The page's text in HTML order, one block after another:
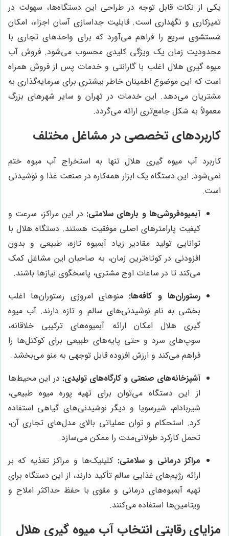
یکی از نکات قابل توجه در طراحی این دستگاه‌ها، سهولت در
تمیزکاری و نگهداری است. قابلیت جداسازی آسان اجزاء، امکان
شستشوی سریع را فراهم می‌آورد که برای واحدهای تجاری با
محدودیت زمان یک ویژگی کلیدی محسوب می‌شود. فروش آب
میوه گیری هلال اغلب با گارانتی و خدمات پس از فروش همراه
است که این موضوع اطمینان خاطر بیشتری برای سرمایه‌گذاری به
مشتریان می‌دهد. این خدمات در تهران و سایر شهرهای بزرگ
معمولاً به شکل جامع‌تری ارائه می‌گردد.
کاربردهای تخصصی در مشاغل مختلف
کاربرد آب میوه گیری هلال تنها به استخراج آب میوه ختم
نمی‌شود. این دستگاه یک ابزار همه‌کاره در صنعت غذا و نوشیدنی
است.
آبمیوه‌فروشی‌ها و بارهای سلامتی: در این مراکز، سرعت و
کیفیت پارامترهای اصلی موفقیت هستند. دستگاه هلال با
توانایی تولید مقادیر زیاد آبمیوه تازه، طبیعی و بدون
افزودنی در کوتاه‌ترین زمان، به صاحبان این مشاغل کمک
می‌کند تا در ساعات اوج مشتری، پاسخگوی نیازها باشند.
رستوران‌ها و کافه‌ها: منوهای امروزی رستوران‌ها اغلب
بخشی به نام نوشیدنی‌های سالم و تازه دارند. آب میوه
گیری هلال امکان ارائه آبمیوه‌های ترکیبی خلاقانه،
سوپ‌های سرد و حتی پایه‌های طبیعی برای کوکتل‌ها را
فراهم می‌کند و ارزش افزوده قابل توجهی به منو می‌بخشد.
آشپزخانه‌های صنعتی و کارگاه‌های تولیدی: در این محیط‌ها
از این دستگاه می‌توان برای تهیه پوره میوه طبیعی،
شیربادام، شیرسویا و دیگر نوشیدنی‌های گیاهی استفاده
کرد. استحکام و توان عملیاتی بالای مدل‌های تجاری آن،
تحمل کارکرد طولانی‌مدت را ممکن می‌سازد.
مراکز درمانی و سلامتی: کلینیک‌ها و مراکز تغذیه که بر
ارائه رژیم‌های غذایی سالم تأکید دارند، از این دستگاه برای
تهیه آبمیوه‌های درمانی و مقوی با حفظ حداکثر املاح و
ویتامین‌ها استفاده می‌کنند.
مزایای رقابتی انتخاب آب میوه گیری هلال